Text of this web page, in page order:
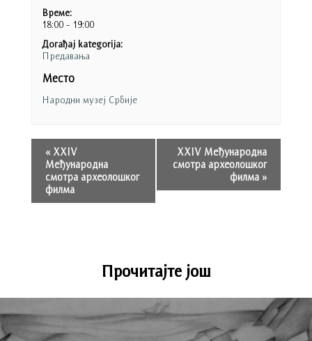
Време:
18:00 - 19:00
Догађај kategorija:
Предавања
Место
Народни музеј Србије
«XXIV
Међународна
смотра археолошког
филма
XXIV Међународна
смотра археолошког
филма »
Прочитајте још